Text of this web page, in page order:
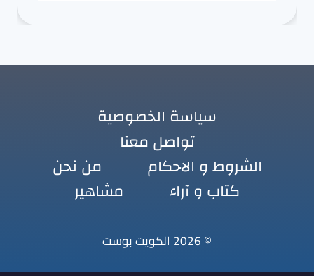
سياسة الخصوصية
تواصل معنا
الشروط و الاحكام
من نحن
كتاب و آراء
مشاهير
© 2026 الكويت بوست